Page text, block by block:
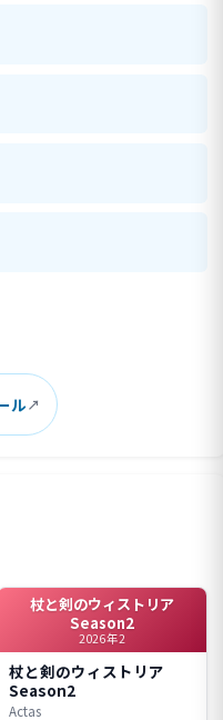
ル
杖と剣のウィストリア
Season2
2026年2
杖と剣のウィストリア
Season2
Actas